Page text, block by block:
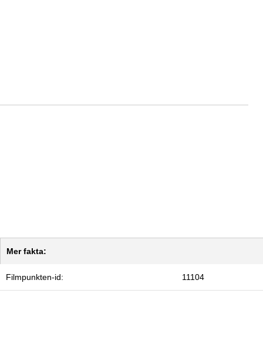
Mer fakta:
Filmpunkten-id: 11104